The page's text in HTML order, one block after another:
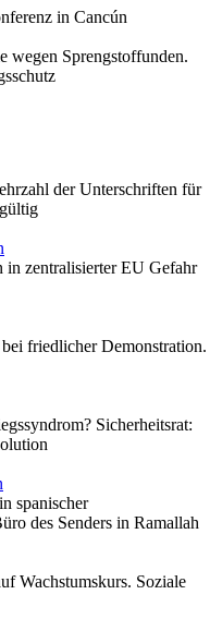
in Cancún
wegen Sprengstoffunden.
der Unterschriften für
in zentralisierter EU Gefahr
friedlicher Demonstration.
Sicherheitsrat:
spanischer
des Senders in Ramallah
Wachstumskurs. Soziale